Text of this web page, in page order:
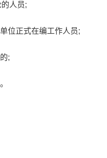
人员;
位正式在编工作人员;
;